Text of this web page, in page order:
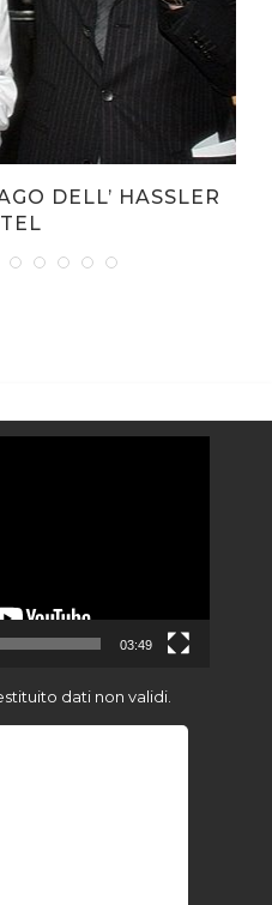
DELL’ HASSLER
03:49
dati non validi.